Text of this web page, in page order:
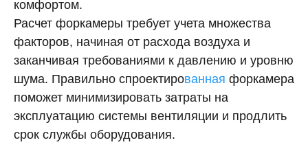
комфортом.
Расчет форкамеры требует учета множества
факторов, начиная от расхода воздуха и
заканчивая требованиями к давлению и уровню
шума. Правильно спроектированная форкамера
поможет минимизировать затраты на
эксплуатацию системы вентиляции и продлить
срок службы оборудования.